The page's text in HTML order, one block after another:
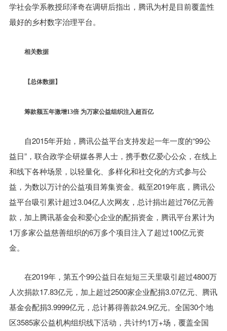
学社会学系教授邱泽奇在调研后指出，腾讯为村是目前覆盖性
最好的乡村数字治理平台。
相关数据
【总体数据】
筹款额五年激增13倍 为万家公益组织注入超百亿
自2015年开始，腾讯公益平台支持发起一年一度的“99公
益日”，联合政学企研媒各界人士，携手数亿爱心公众，在线上
和线下各种场景，以轻量化、多样化和社交化的方式参与公
益，为数以万计的公益项目筹集资金。截至2019年底，腾讯公
益平台吸引累计超过3.04亿人次网友，总计捐出超过76亿元善
款，加上腾讯基金会和爱心企业的配捐资金，腾讯平台累计为
1万多家公益慈善组织的6万多个项目注入了超过100亿元资
金。
在2019年，第五个99公益日在短短三天里吸引超过4800万
人次捐款17.83亿元，加上超过2500家企业配捐3.07亿元、腾讯
基金会配捐3.9999亿元，总计募得善款24.9亿元。全国30个地
区3585家公益机构组织线下活动，共计约1万+场，覆盖全国